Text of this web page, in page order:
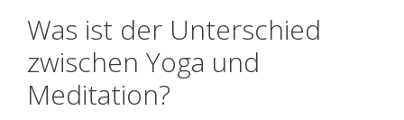
Was ist der Unterschied
zwischen Yoga und
Meditation?